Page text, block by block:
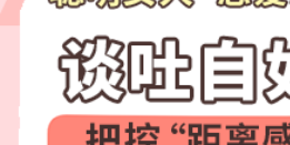
湖南-长沙 187****3359
微信用户 超 通过此页
福建-厦门 159****4462
微信用户 凌乱小羊 通
案